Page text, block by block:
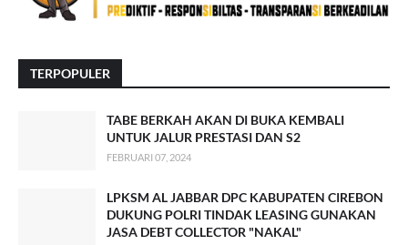
TERPOPULER
TABE BERKAH AKAN DI BUKA KEMBALI
UNTUK JALUR PRESTASI DAN S2
FEBRUARI 07, 2024
LPKSM AL JABBAR DPC KABUPATEN CIREBON
DUKUNG POLRI TINDAK LEASING GUNAKAN
JASA DEBT COLLECTOR "NAKAL"